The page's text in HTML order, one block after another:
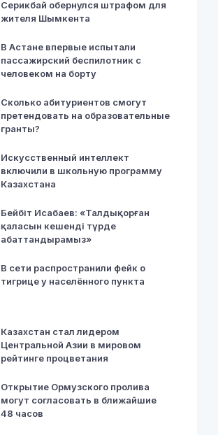
Серикбай обернулся штрафом для
жителя Шымкента
В Астане впервые испытали
пассажирский беспилотник с
человеком на борту
Сколько абитуриентов смогут
претендовать на образовательные
гранты?
Искусственный интеллект
включили в школьную программу
Казахстана
Бейбіт Исабаев: «Талдықорған
қаласын кешенді түрде
абаттандырамыз»
В сети распространили фейк о
тигрице у населённого пункта
Казахстан стал лидером
Центральной Азии в мировом
рейтинге процветания
Открытие Ормузского пролива
могут согласовать в ближайшие
48 часов